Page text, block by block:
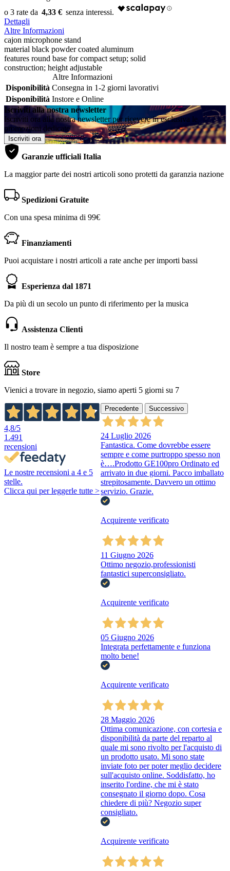
4,33 €
Dettagli
Altre Informazioni
cajon microphone stand
material black powder coated aluminum
features round base for compact setup; solid
construction; height adjustable
Altre Informazioni
Disponibilità Consegna in 1-2 giorni lavorativi
Disponibilità Instore e Online
Iscriviti alla nostra newsletter
Iscriviti ora alla nostra newsletter per ricevere in esclusiva le
promozioni dedicate
Iscriviti ora
Garanzie ufficiali Italia
La maggior parte dei nostri articoli sono protetti da garanzia nazione
Spedizioni Gratuite
Con una spesa minima di 99€
Finanziamenti
Puoi acquistare i nostri articoli a rate anche per importi bassi
Esperienza dal 1871
Da più di un secolo un punto di riferimento per la musica
Assistenza Clienti
Il nostro team è sempre a tua disposizione
Store
Vienici a trovare in negozio, siamo aperti 5 giorni su 7
4,8/5
1.491
recensioni
Le nostre recensioni a 4 e 5
stelle.
Clicca qui per leggerle tutte >
Precedente Successivo
24 Luglio 2026
Fantastica. Come dovrebbe essere
sempre e come purtroppo spesso non
è….Prodotto GE100pro Ordinato ed
arrivato in due giorni. Pacco imballato
strepitosamente. Davvero un ottimo
servizio. Grazie.
Acquirente verificato
11 Giugno 2026
Ottimo negozio,professionisti
fantastici superconsigliato.
Acquirente verificato
05 Giugno 2026
Integrata perfettamente e funziona
molto bene!
Acquirente verificato
28 Maggio 2026
Ottima comunicazione, con cortesia e
disponibilità da parte del reparto al
quale mi sono rivolto per l'acquisto di
un prodotto usato. Mi sono state
inviate foto per poter meglio decidere
sull'acquisto online. Soddisfatto, ho
inserito l'ordine, che mi è stato
consegnato il giorno dopo. Cosa
chiedere di più? Negozio super
consigliato.
Acquirente verificato